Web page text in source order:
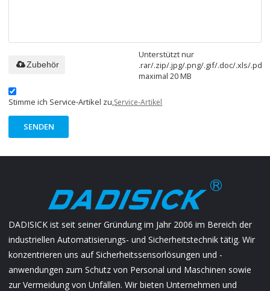
Unterstützt nur
.rar/.zip/.jpg/.png/.gif/.doc/.xls/.pdf,
maximal 20 MB
Zubehör
Stimme ich Service-Artikel zu,Service-Artikel
SENDEN
DADISICK ist seit seiner Gründung im Jahr 2006 im Bereich der
industriellen Automatisierungs- und Sicherheitstechnik tätig. Wir
konzentrieren uns auf Sicherheitssensorlösungen und -
anwendungen zum Schutz von Personal und Maschinen sowie
zur Vermeidung von Unfällen. Wir bieten Unternehmen und